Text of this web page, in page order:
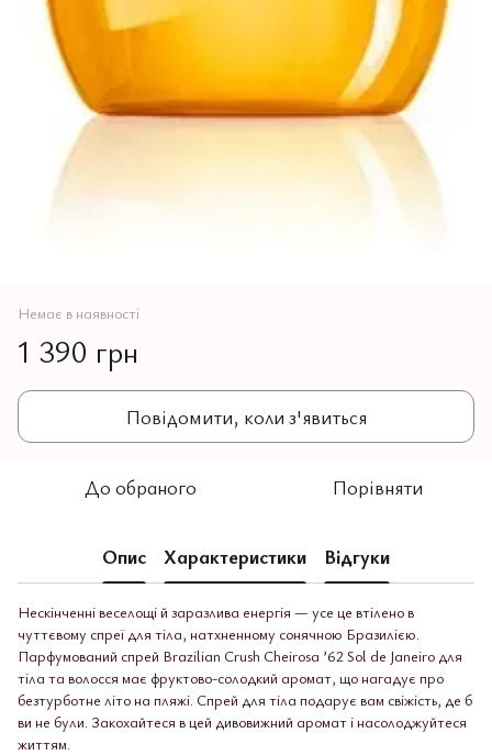
Немає в наявності
1 390 грн
Повідомити, коли з'явиться
До обраного Порівняти
Опис Характеристики Відгуки
Нескінченні веселощі й заразлива енергія — усе це втілено в
чуттєвому спреї для тіла, натхненному сонячною Бразилією.
Парфумований спрей Brazilian Crush Cheirosa ’62 Sol de Janeiro для
тіла та волосся має фруктово-солодкий аромат, що нагадує про
безтурботне літо на пляжі. Спрей для тіла подарує вам свіжість, де б
ви не були. Закохайтеся в цей дивовижний аромат і насолоджуйтеся
життям.